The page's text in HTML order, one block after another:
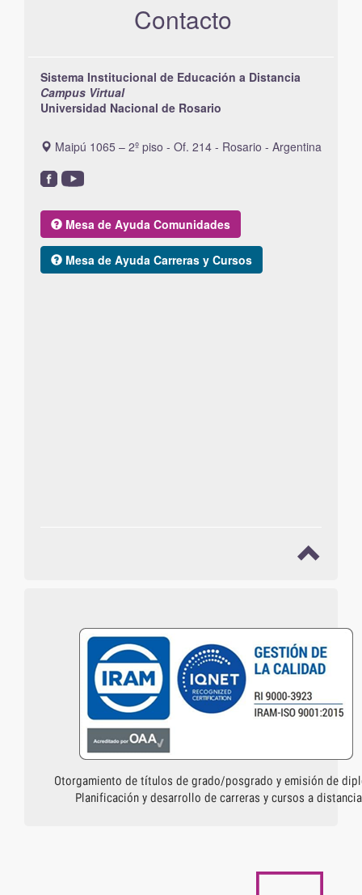
Contacto
Sistema Institucional de Educación a Distancia
Campus Virtual
Universidad Nacional de Rosario
Maipú 1065 – 2º piso - Of. 214 - Rosario - Argentina
Mesa de Ayuda Comunidades
Mesa de Ayuda Carreras y Cursos